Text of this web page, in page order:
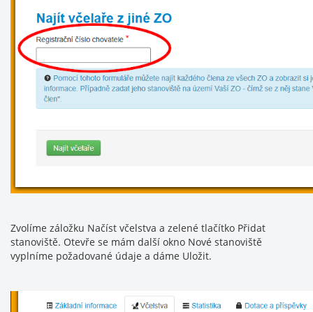
Zvolíme záložku Načíst včelstva a zelené tlačítko Přidat
stanoviště. Otevře se mám další okno Nové stanoviště
vyplníme požadované údaje a dáme Uložit.